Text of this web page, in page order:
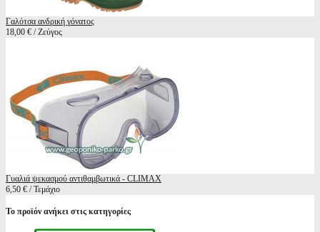
Γαλότσα ανδρική γόνατος
18,00 € / Ζεύγος
Γυαλιά ψεκασμού αντιθαμβωτικά - CLIMAX
6,50 € / Τεμάχιο
Το προϊόν ανήκει στις κατηγορίες